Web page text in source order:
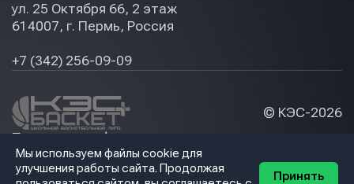
ул. 25 Октября 66, 2 этаж
614007, г. Пермь, Россия
+7 (342) 256-09-09
© КЭС-2026
Политика конфидециальности
Мы используем файлы cookie для
улучшения работы сайта. Продолжая
Принять